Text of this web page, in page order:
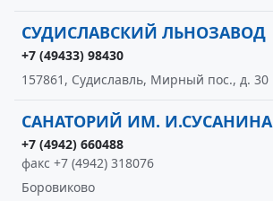
СУДИСЛАВСКИЙ ЛЬНОЗАВОД
+7 (49433) 98430
157861, Судиславль, Мирный пос., д. 30
САНАТОРИЙ ИМ. И.СУСАНИНА
+7 (4942) 660488
факс +7 (4942) 318076
Боровиково